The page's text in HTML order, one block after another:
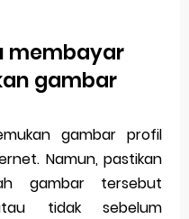
membayar
gambar
gambar profil
Namun, pastikan
gambar tersebut
tidak sebelum